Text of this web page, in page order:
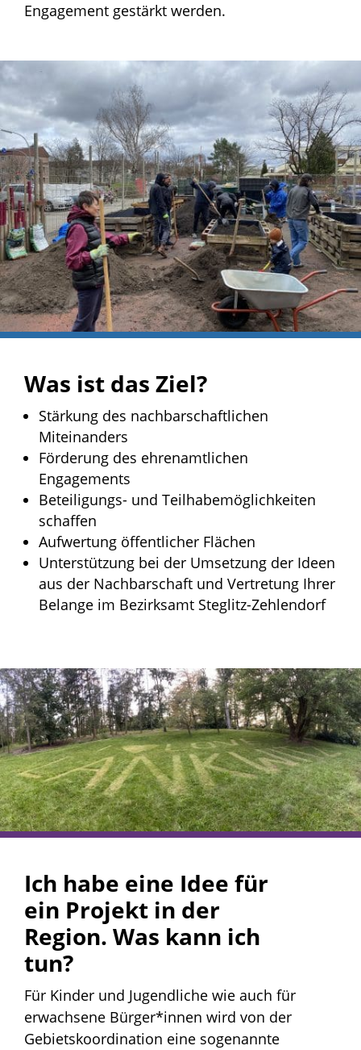
Engagement gestärkt werden.
Was ist das Ziel?
Stärkung des nachbarschaftlichen
Miteinanders
Förderung des ehrenamtlichen
Engagements
Beteiligungs- und Teilhabemöglichkeiten
schaffen
Aufwertung öffentlicher Flächen
Unterstützung bei der Umsetzung der Ideen
aus der Nachbarschaft und Vertretung Ihrer
Belange im Bezirksamt Steglitz-Zehlendorf
Ich habe eine Idee für
ein Projekt in der
Region. Was kann ich
tun?
Für Kinder und Jugendliche wie auch für
erwachsene Bürger*innen wird von der
Gebietskoordination eine sogenannte